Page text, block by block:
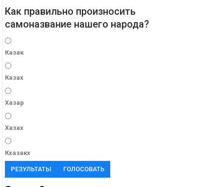
Как правильно произносить
самоназвание нашего народа?
Казак
Казах
Хазар
Хазах
Кхазакх
РЕЗУЛЬТАТЫ ГОЛОСОВАТЬ